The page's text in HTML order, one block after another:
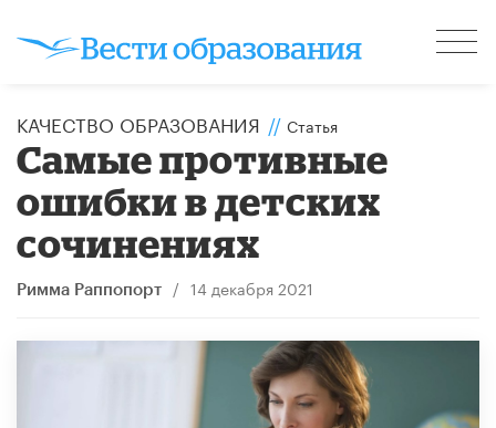
КАЧЕСТВО ОБРАЗОВАНИЯ // Статья
Самые противные
ошибки в детских
сочинениях
Римма Раппопорт / 14 декабря 2021